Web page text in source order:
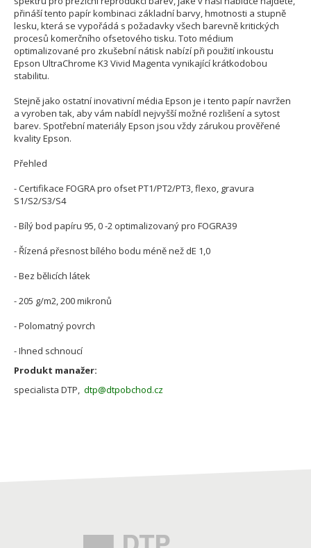
přináší tento papír kombinaci základní barvy, hmotnosti a stupně
lesku, která se vypořádá s požadavky všech barevně kritických
procesů komerčního ofsetového tisku. Toto médium
optimalizované pro zkušební nátisk nabízí při použití inkoustu
Epson UltraChrome K3 Vivid Magenta vynikající krátkodobou
stabilitu.
Stejně jako ostatní inovativní média Epson je i tento papír navržen
a vyroben tak, aby vám nabídl nejvyšší možné rozlišení a sytost
barev. Spotřební materiály Epson jsou vždy zárukou prověřené
kvality Epson.
Přehled
- Certifikace FOGRA pro ofset PT1/PT2/PT3, flexo, gravura
S1/S2/S3/S4
- Bílý bod papíru 95, 0 -2 optimalizovaný pro FOGRA39
- Řízená přesnost bílého bodu méně než dE 1,0
- Bez bělicích látek
- 205 g/m2, 200 mikronů
- Polomatný povrch
- Ihned schnoucí
Produkt manažer:
specialista DTP, dtp@dtpobchod.cz